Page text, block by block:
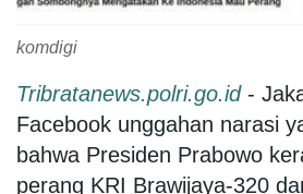
komdigi
Tribratanews.polri.go.id -
Facebook unggahan narasi
bahwa Presiden Prabowo
perang KRI Brawijaya-320